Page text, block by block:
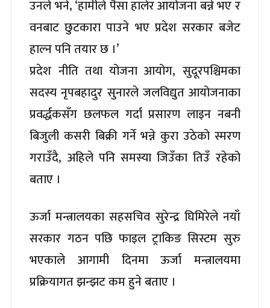
उनले भने, ‘हामीले पैसा हालेर आयोजना बन्ने भए र
वनबाट छुटकारा पाउने भए प्रदेश सरकार बजेट
हाल्न पनि तयार छ ।’
प्रदेश नीति तथा योजना आयोग, सुदूरपश्चिमका
सदस्य नृपबहादुर सुनारले जलविद्युत आयोजनाका
प्रवर्द्धकसँग छलफल गर्दा प्रसारण लाइन नबनी
बिजुली कसरी बिक्री गर्ने भन्ने कुरा उठेको स्मरण
गराउँदै, अहिले पनि समस्या जिउँका तिउँ रहेको
बताए ।
ऊर्जा मन्त्रालयका सहसचिव सुरेन्द्र घिमिरेले नयाँ
सरकार गठन पछि फाइल ट्राकिङ सिस्टम सुरु
भएकाले आगामी दिनमा ऊर्जा मन्त्रालयमा
प्रक्रियागत झन्झट कम हुने बताए ।